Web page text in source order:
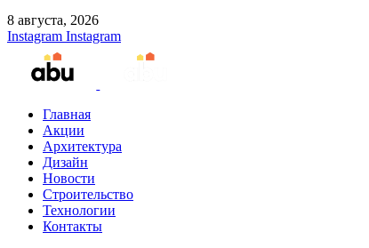
8 августа, 2026
Instagram Instagram
Главная
Акции
Архитектура
Дизайн
Новости
Строительство
Технологии
Контакты